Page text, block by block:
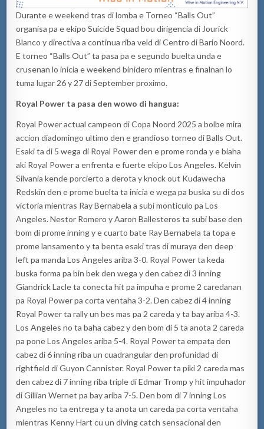
Durante e weekend tras di lomba e Torneo “Balls Out”
organisa pa e ekipo Suicide Squad bou dirigencia di Jourick
Blanco y directiva a continua riba veld di Centro di Bario Noord.
E torneo “Balls Out” ta pasa pa e segundo buelta unda e
crusenan lo inicia e weekend binidero mientras e finalnan lo
tuma lugar 26 y 27 di September proximo.
Royal Power ta pasa den wowo di hangua:
Royal Power actual campeon di Copa Noord 2025 a bolbe mira
accion diadomingo ultimo den e grandioso torneo di Balls Out.
Esaki ta di 5 wega di Royal Power den e prome ronda y e biaha
aki Royal Power a enfrenta e fuerte ekipo Los Angeles. Kelvin
Silvania kende porcierto a derota y knock out Kudawecha
Redskin den e prome buelta ta inicia e wega pa buska su di dos
victoria mientras Ray Bernabela a subi monticulo pa Los
Angeles. Nestor Romero y Aaron Ballesteros ta subi base den
bom di prome inning y e cuarto bate Ray Bernabela ta topa e
prome lansamento y ta benta esaki tras di muraya den deep
left pa manda Los Angeles ariba 3-0. Royal Power ta keda
buska forma pa bin bek den wega y den cabez di 3 inning
Giandrick Lacle ta conecta hit pa impuha e prome 2 caredanan
pa Royal Power pa corta ventaha 3-2. Den cabez di 4 inning
Royal Power ta rally un bes mas pa 2 careda y ta bay ariba 4-3.
Los Angeles no ta baha cabez y den bom di 5 ta anota 2 careda
pa pone Los Angeles ariba 5-4. Royal Power ta empata den
cabez di 6 inning riba un cuadrangular den profunidad di
rightfield di Guyon Cannister. Royal Power ta piki 2 careda mas
den cabez di 7 inning riba triple di Edmar Tromp y hit impuhador
di Gillian Wernet pa bay ariba 7-5. Den bom di 7 inning Los
Angeles no ta entrega y ta anota un careda pa corta ventaha
mientras Kenny Hart cu un diving catch sensacional den